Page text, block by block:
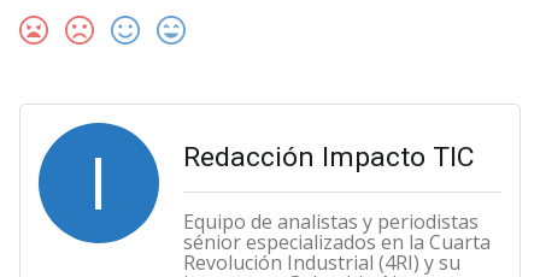
I Redacción Impacto TIC
Equipo de analistas y periodistas
sénior especializados en la Cuarta
Revolución Industrial (4RI) y su